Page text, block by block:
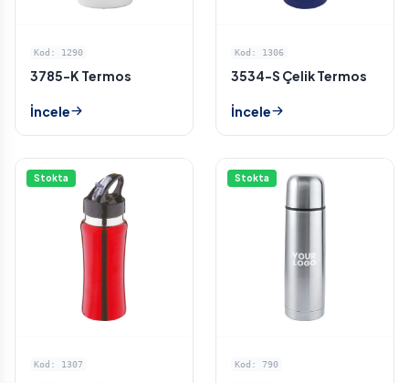
Kod: 1290
3785-K Termos
İncele
Kod: 1306
3534-S Çelik Termos
İncele
Stokta
Kod: 1307
Stokta
Kod: 790